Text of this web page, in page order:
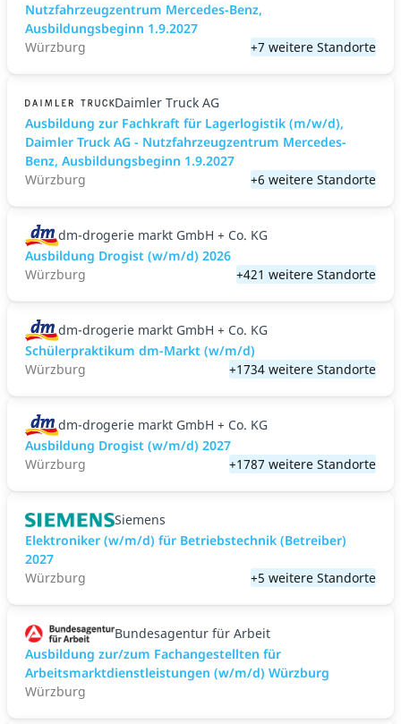
Nutzfahrzeugzentrum Mercedes-Benz,
Ausbildungsbeginn 1.9.2027
Würzburg
+7 weitere Standorte
Daimler Truck AG
Ausbildung zur Fachkraft für Lagerlogistik (m/w/d),
Daimler Truck AG - Nutzfahrzeugzentrum Mercedes-
Benz, Ausbildungsbeginn 1.9.2027
Würzburg
+6 weitere Standorte
dm-drogerie markt GmbH + Co. KG
Ausbildung Drogist (w/m/d) 2026
Würzburg
+421 weitere Standorte
dm-drogerie markt GmbH + Co. KG
Schülerpraktikum dm-Markt (w/m/d)
Würzburg
+1734 weitere Standorte
dm-drogerie markt GmbH + Co. KG
Ausbildung Drogist (w/m/d) 2027
Würzburg
+1787 weitere Standorte
Siemens
Elektroniker (w/m/d) für Betriebstechnik (Betreiber)
2027
Würzburg
+5 weitere Standorte
Bundesagentur für Arbeit
Ausbildung zur/zum Fachangestellten für
Arbeitsmarktdienstleistungen (w/m/d) Würzburg
Würzburg